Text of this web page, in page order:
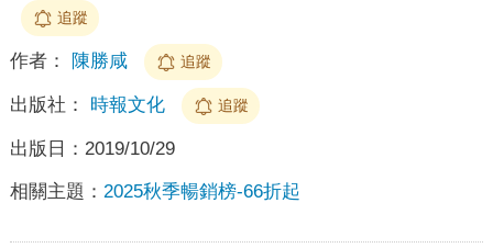
追蹤
作者： 陳勝咸 追蹤
出版社： 時報文化 追蹤
出版日： 2019/10/29
相關主題： 2025秋季暢銷榜-66折起